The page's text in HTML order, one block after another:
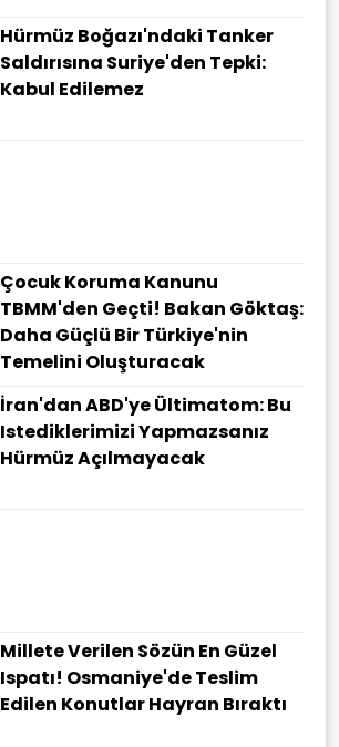
Hürmüz Boğazı'ndaki Tanker
Saldırısına Suriye'den Tepki:
Kabul Edilemez
Çocuk Koruma Kanunu
TBMM'den Geçti! Bakan Göktaş:
Daha Güçlü Bir Türkiye'nin
Temelini Oluşturacak
İran'dan ABD'ye Ültimatom: Bu
Istediklerimizi Yapmazsanız
Hürmüz Açılmayacak
Millete Verilen Sözün En Güzel
Ispatı! Osmaniye'de Teslim
Edilen Konutlar Hayran Bıraktı